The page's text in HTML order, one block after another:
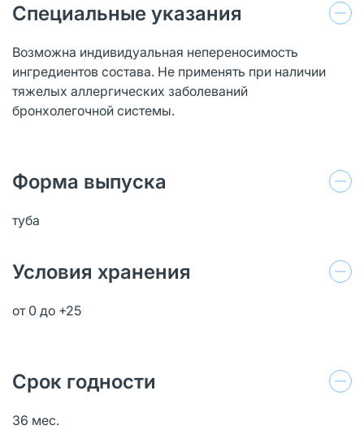
Специальные указания
Возможна индивидуальная непереносимость
ингредиентов состава. Не применять при наличии
тяжелых аллергических заболеваний
бронхолегочной системы.
Форма выпуска
туба
Условия хранения
от 0 до +25
Срок годности
36 мес.